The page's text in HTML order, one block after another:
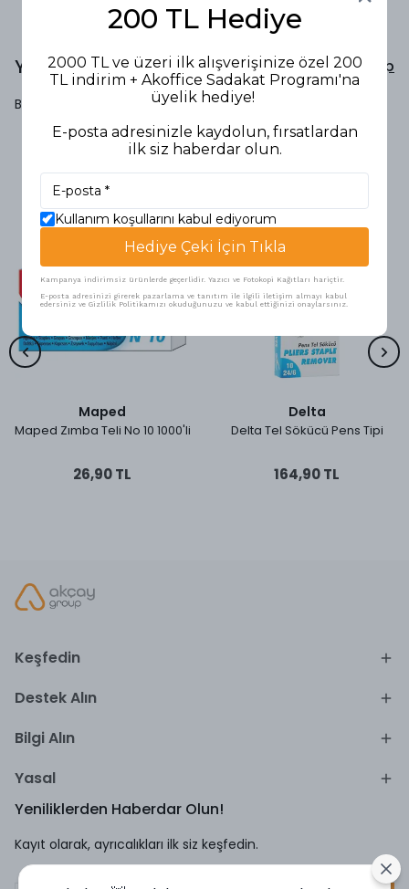
Yorumlar Yorum Yap
Bu ürün için henüz yorum yapılmamış.
Maped
Maped Zımba Teli No 10 1000'li
26,90 TL
Delta
Delta Tel Sökücü Pens Tipi
164,90 TL
Keşfedin
Destek Alın
Bilgi Alın
Yasal
Yeniliklerden Haberdar Olun!
Kayıt olarak, ayrıcalıkları ilk siz keşfedin.
200 TL Hediye
2000 TL ve üzeri ilk alışverişinize özel 200
TL indirim + Akoffice Sadakat Programı'na
üyelik hediye!
E-posta adresinizle kaydolun, fırsatlardan
ilk siz haberdar olun.
Kullanım koşullarını kabul ediyorum
Hediye Çeki İçin Tıkla
Kampanya indirimsiz ürünlerde geçerlidir. Yazıcı ve Fotokopi Kağıtları hariçtir.
E-posta adresinizi girerek pazarlama ve tanıtım ile ilgili iletişim almayı kabul
edersiniz ve Gizlilik Politikamızı okuduğunuzu ve kabul ettiğinizi onaylarsınız.